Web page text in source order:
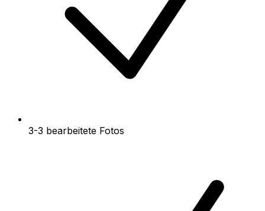
3-3 bearbeitete Fotos